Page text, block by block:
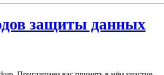
защиты данных